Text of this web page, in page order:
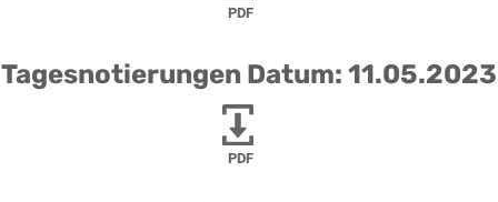
PDF
Tagesnotierungen Datum: 11.05.2023
PDF